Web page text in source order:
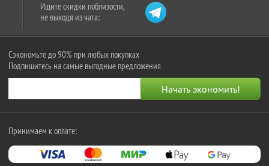
Ищите скидки поблизости,
не выходя из чата:
Сэкономьте до 90% при любых покупках
Подпишитесь на самые выгодные предложения
Принимаем к оплате: